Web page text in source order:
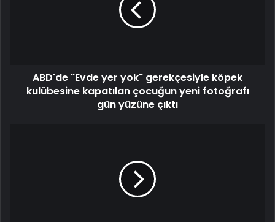
ABD'de "Evde yer yok" gerekçesiyle köpek
kulübesine kapatılan çocuğun yeni fotoğrafı
gün yüzüne çıktı